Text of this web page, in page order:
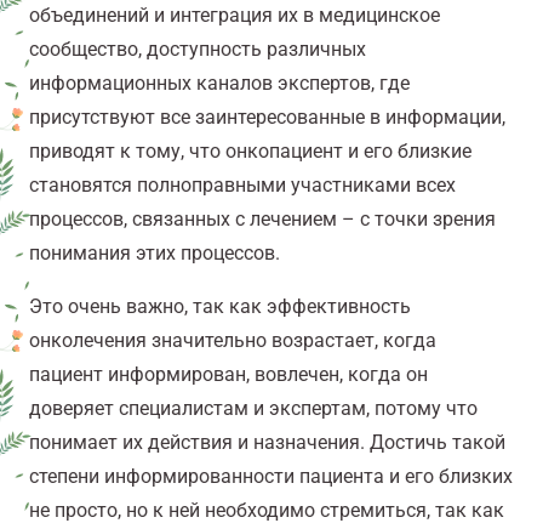
объединений и интеграция их в медицинское
сообщество, доступность различных
информационных каналов экспертов, где
присутствуют все заинтересованные в информации,
приводят к тому, что онкопациент и его близкие
становятся полноправными участниками всех
процессов, связанных с лечением – с точки зрения
понимания этих процессов.
Это очень важно, так как эффективность
онколечения значительно возрастает, когда
пациент информирован, вовлечен, когда он
доверяет специалистам и экспертам, потому что
понимает их действия и назначения. Достичь такой
степени информированности пациента и его близких
не просто, но к ней необходимо стремиться, так как